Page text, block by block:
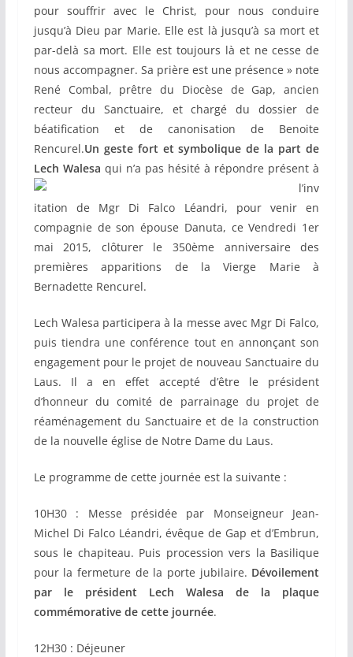
pour souffrir avec le Christ, pour nous conduire
jusqu’à Dieu par Marie. Elle est là jusqu’à sa mort et
par-delà sa mort. Elle est toujours là et ne cesse de
nous accompagner. Sa prière est une présence » note
René Combal, prêtre du Diocèse de Gap, ancien
recteur du Sanctuaire, et chargé du dossier de
béatification et de canonisation de Benoite
Rencurel.Un geste fort et symbolique de la part de
Lech Walesa qui n’a pas hésité à répondre présent à
l’inv
itation de Mgr Di Falco Léandri, pour venir en
compagnie de son épouse Danuta, ce Vendredi 1er
mai 2015, clôturer le 350ème anniversaire des
premières apparitions de la Vierge Marie à
Bernadette Rencurel.
Lech Walesa participera à la messe avec Mgr Di Falco,
puis tiendra une conférence tout en annonçant son
engagement pour le projet de nouveau Sanctuaire du
Laus. Il a en effet accepté d’être le président
d’honneur du comité de parrainage du projet de
réaménagement du Sanctuaire et de la construction
de la nouvelle église de Notre Dame du Laus.
Le programme de cette journée est la suivante :
10H30 : Messe présidée par Monseigneur Jean-
Michel Di Falco Léandri, évêque de Gap et d’Embrun,
sous le chapiteau. Puis procession vers la Basilique
pour la fermeture de la porte jubilaire. Dévoilement
par le président Lech Walesa de la plaque
commémorative de cette journée.
12H30 : Déjeuner